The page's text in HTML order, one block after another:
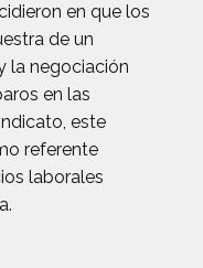
en que los
de un
la negociación
en las
este
referente
laborales